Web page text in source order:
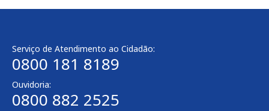
Serviço de Atendimento ao Cidadão:
0800 181 8189
Ouvidoria:
0800 882 2525